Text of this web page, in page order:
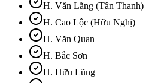
H. Văn Lãng (Tân Thanh)
H. Cao Lộc (Hữu Nghị)
H. Văn Quan
H. Bắc Sơn
H. Hữu Lũng